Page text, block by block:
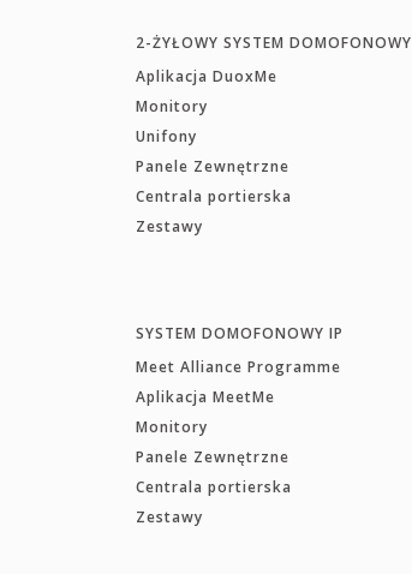
2-ŻYŁOWY SYSTEM DOMOFONOWY
Aplikacja DuoxMe
Monitory
Unifony
Panele Zewnętrzne
Centrala portierska
Zestawy
SYSTEM DOMOFONOWY IP
Meet Alliance Programme
Aplikacja MeetMe
Monitory
Panele Zewnętrzne
Centrala portierska
Zestawy